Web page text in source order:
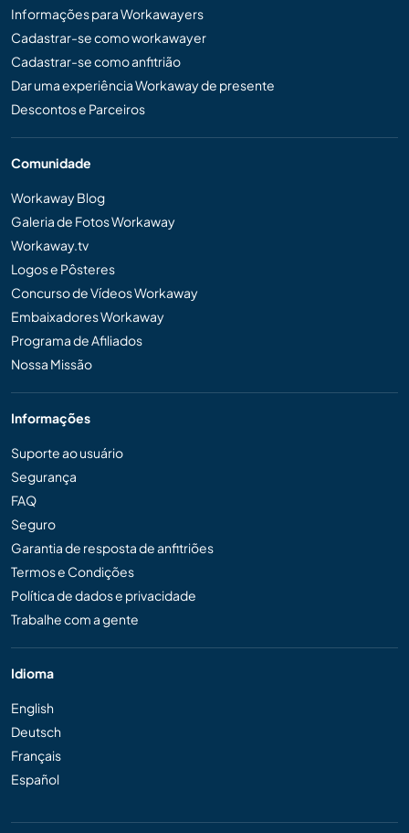
Informações para Workawayers
Cadastrar-se como workawayer
Cadastrar-se como anfitrião
Dar uma experiência Workaway de presente
Descontos e Parceiros
Comunidade
Workaway Blog
Galeria de Fotos Workaway
Workaway.tv
Logos e Pôsteres
Concurso de Vídeos Workaway
Embaixadores Workaway
Programa de Afiliados
Nossa Missão
Informações
Suporte ao usuário
Segurança
FAQ
Seguro
Garantia de resposta de anfitriões
Termos e Condições
Política de dados e privacidade
Trabalhe com a gente
Idioma
English
Deutsch
Français
Español